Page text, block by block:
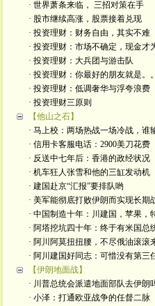
· 世界萧条来临， 三招对策在手
· 股市继续高涨，股票接着兑现
· 投资理财：财务自由，其实不难
· 投资理财：市场不确定，现金才
· 投资理财：大兵团与游击队
· 投资理财：你最好的朋友就是。。
· 投资理财：低调奢华与浮夸浪费
· 投资理财三原则
【他山之石】
· 马上校：两场热战一场冷战，谁
· 信用卡客服电话：2900美刀花费
· 反送中七年后：香港的政经状况
· 机车狂人张雪和他的三缸发动机
· 建国赴京“汇报”要排队哟
· 美军能彻底打败伊朗而实现长期
· 中国制造十年：川建国，苹果，
· 阿塔挖坑四十年：终于有米国总
· 阿川阿莫扭扭腰，不尽俄油滚滚
· 阿川建国好同志：可惜没有第三
【伊朗地面战】
· 川普总统会派遣地面部队去伊朗
· 小泽：打通欧亚战争的任督二脉